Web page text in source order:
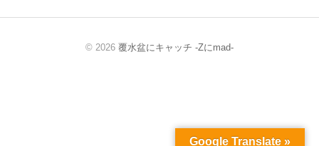
© 2026 覆水盆にキャッチ -Zにmad-
Google Translate »